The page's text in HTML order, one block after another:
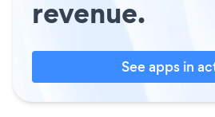
revenue.
See apps in